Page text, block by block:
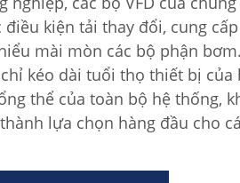
điều kiện tải thay đổi, cung
mài mòn các bộ phận
kéo dài tuổi thọ thiết bị
thể của toàn bộ hệ thống,
lựa chọn hàng đầu cho